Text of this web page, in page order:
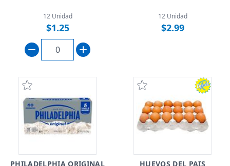
12 Unidad
$1.25
12 Unidad
$2.99
PHILADELPHIA ORIGINAL
HUEVOS DEL PAIS